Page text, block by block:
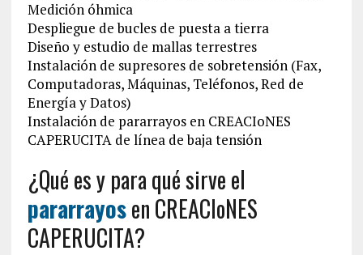
Medición óhmica
Despliegue de bucles de puesta a tierra
Diseño y estudio de mallas terrestres
Instalación de supresores de sobretensión (Fax,
Computadoras, Máquinas, Teléfonos, Red de
Energía y Datos)
Instalación de pararrayos en CREACIoNES
CAPERUCITA de línea de baja tensión
¿Qué es y para qué sirve el
pararrayosen CREACIoNES
CAPERUCITA?